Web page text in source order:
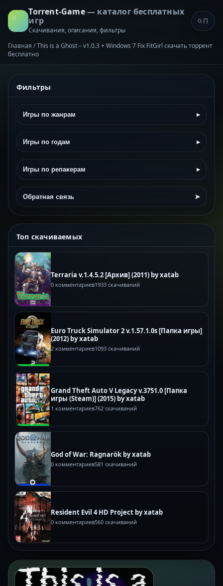
Torrent-Game— каталог бесплатных
игр
Скачивания, описания, фильтры
Главная /This is a Ghost – v1.0.3 + Windows 7 Fix FitGirl скачать торрент
бесплатно
Фильтры
Игры по жанрам ▸
Игры по годам ▸
Игры по репакерам ▸
Обратная связь ➤
Топ скачиваемых
Terraria v.1.4.5.2 [Архив] (2011) by xatab
0 комментариев1933 скачиваний
Euro Truck Simulator 2 v.1.57.1.0s [Папка игры]
(2012) by xatab
2 комментариев1093 скачиваний
Grand Theft Auto V Legacy v.3751.0 [Папка
игры (Steam)] (2015) by xatab
1 комментариев762 скачиваний
God of War: Ragnarök by xatab
0 комментариев581 скачиваний
Resident Evil 4 HD Project by xatab
0 комментариев560 скачиваний